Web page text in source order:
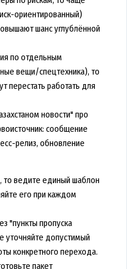
ориентированный)
шанс углублённой
по отдельным
вещи/спецтехника), то
перестать работать для
новости" про
сообщение
релиз, обновление
то ведите единый шаблон
его при каждом
"пункты пропуска
уточняйте допустимый
конкретного перехода.
пакет